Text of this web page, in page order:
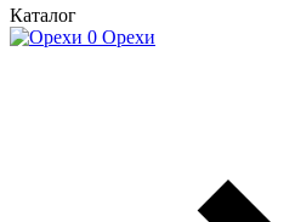
Каталог
Орехи